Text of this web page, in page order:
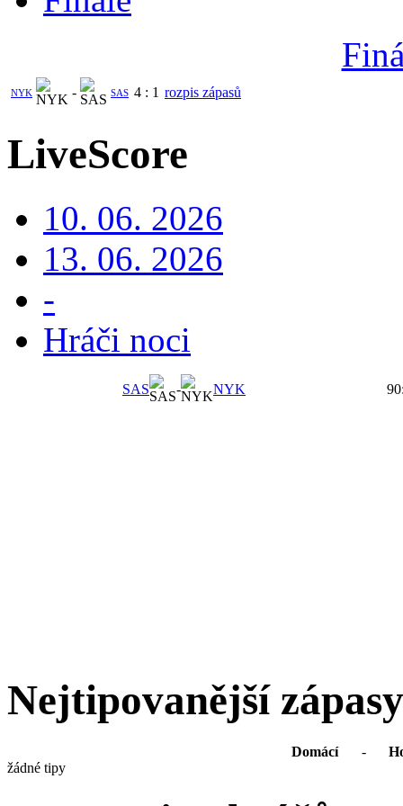
NYK - SAS 4 : 1 rozpis zápasů
LiveScore
10. 06. 2026
13. 06. 2026
-
Hráči noci
SAS - NYK 90
Nejtipovanější zápasy
Domácí -
žádné tipy